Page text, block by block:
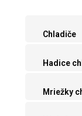
Chladiče
Hadice
Mriežky